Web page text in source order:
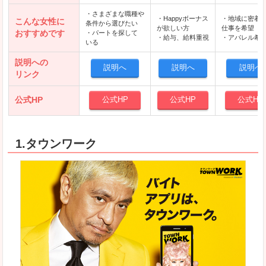
こんな女性に
おすすめです
・さまざまな職種や
条件から選びたい
・パートを探して
いる
・Happyボーナス
が欲しい方
・給与、給料重視
・地域に密着
仕事を希望
・アパレル希
説明への
リンク
説明へ 説明へ 説明へ
公式HP 公式HP 公式HP 公式HP
1.タウンワーク